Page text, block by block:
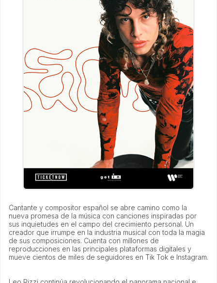
Cantante y compositor español se abre camino como la
nueva promesa de la música con canciones inspiradas por
sus inquietudes en el campo del crecimiento personal. Un
creador que irrumpe en la industria musical con toda la magia
de sus composiciones. Cuenta con millones de
reproducciones en las principales plataformas digitales y
mueve cientos de miles de seguidores en Tik Tok e Instagram.